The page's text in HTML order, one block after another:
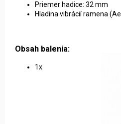
Priemer hadice: 32 mm
Hladina vibrácií ramena
Obsah balenia:
1x